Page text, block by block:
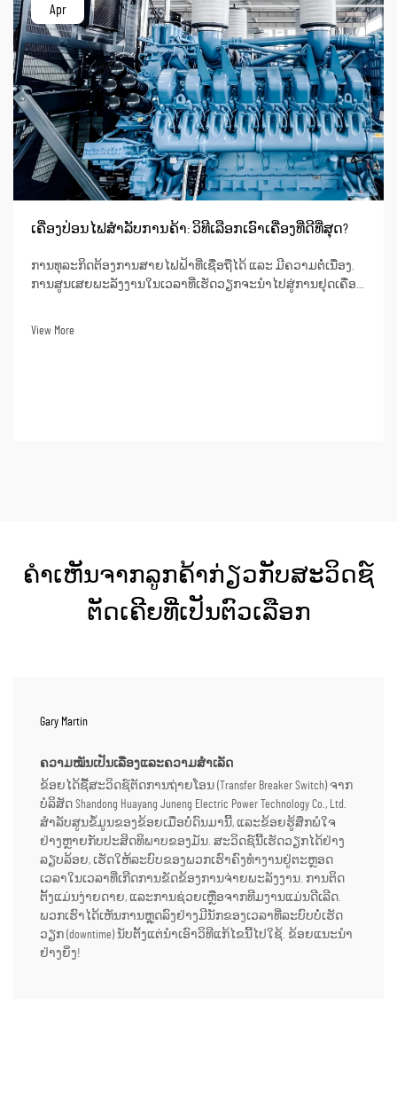
Apr
ເຄື່ອງປ່ອນໄຟສຳລັບການຄ້າ: ວິທີເລືອກເອົາເຄື່ອງທີ່ດີທີ່ສຸດ?
ການທຸລະກິດຕ້ອງການສາຍໄຟຟ້າທີ່ເຊື່ອຖືໄດ້ ແລະ ມີຄວາມຕໍ່ເນື່ອງ.
ການສູນເສຍພະລັງງານໃນເວລາທີ່ເຮັດວຽກຈະນຳໄປສູ່ການຢຸດເຄື່ອງ
View More
ຄຳເຫັນຈາກລູກຄ້າກ່ຽວກັບສະວິດຊ໌
ຕັດເຄີຍທີ່ເປັນຕົວເລືອກ
Gary Martin
ຄວາມໝັນເປັນເລື່ອງແລະຄວາມສຳເລັດ
ຂ້ອຍໄດ້ຊື້ສະວິດຊ໌ຕັດການຖ່າຍໂອນ (Transfer Breaker Switch) ຈາກ
ບໍລິສັດ Shandong Huayang Juneng Electric Power Technology Co., Ltd.
ສຳລັບສູນຂໍ້ມູນຂອງຂ້ອຍເມື່ອບໍ່ດົນມານີ້, ແລະຂ້ອຍຮູ້ສຶກພໍໃຈ
ຢ່າງຫຼາຍກັບປະສິດທິພາບຂອງມັນ. ສະວິດຊ໌ນີ້ເຮັດວຽກໄດ້ຢ່າງ
ລຽບລ້ອຍ, ເຮັດໃຫ້ລະບົບຂອງພວກເຮົາຄົງທຳງານຢູ່ຕະຫຼອດ
ເວລາໃນເວລາທີ່ເກີດການຂັດຂ້ອງການຈ່າຍພະລັງງານ. ການຕິດ
ຕັ້ງແມ່ນງ່າຍດາຍ, ແລະການຊ່ວຍເຫຼືອຈາກທີມງານແມ່ນດີເລີດ.
ພວກເຮົາໄດ້ເຫັນການຫຼຸດລົງຢ່າງມີນັກຂອງເວລາທີ່ລະບົບບໍ່ເຮັດ
ວຽກ (downtime) ນັບຕັ້ງແຕ່ນຳເອົາວິທີແກ້ໄຂນີ້ໄປໃຊ້. ຂ້ອຍແນະນຳ
ຢ່າງຍິ່ງ!